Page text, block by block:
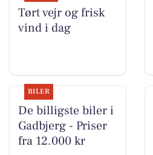
Tørt vejr og frisk
vind i dag
BILER
De billigste biler i
Gadbjerg - Priser
fra 12.000 kr